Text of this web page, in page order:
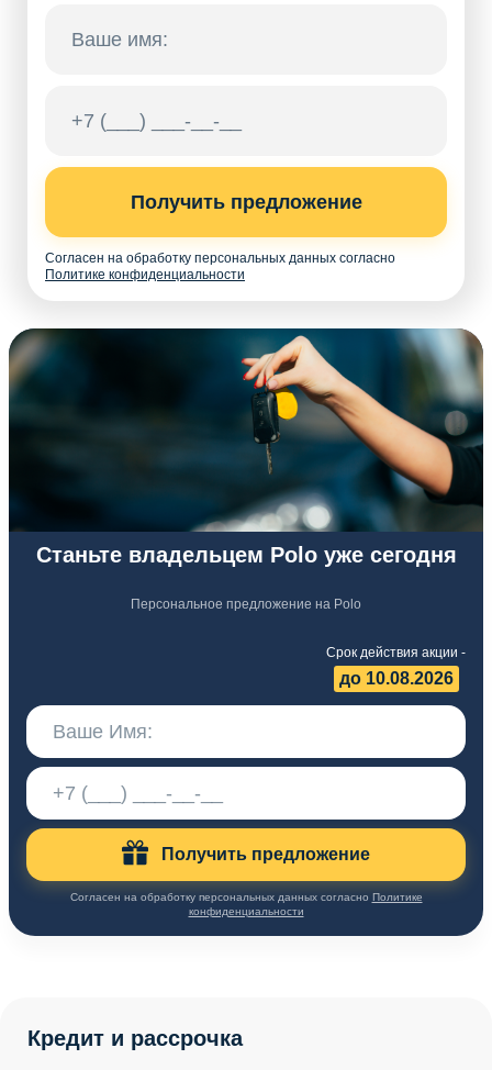
Получить предложение
Согласен на обработку персональных данных согласно
Политике конфиденциальности
Станьте владельцем Polo уже сегодня
Персональное предложение на Polo
Срок действия акции -
до 10.08.2026
Получить предложение
Согласен на обработку персональных данных согласно Политике
конфиденциальности
Кредит и рассрочка